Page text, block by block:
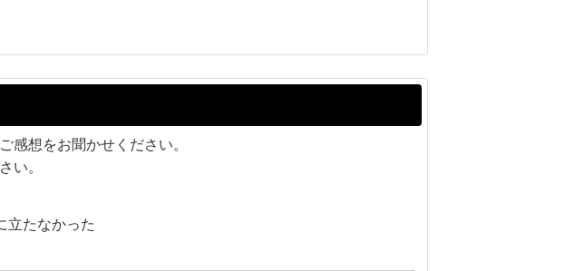
感想をお聞かせください。
い。
立たなかった